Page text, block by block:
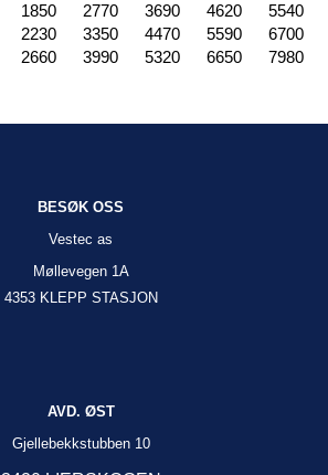
1850 2770 3690 4620
5540
2230 3350 4470 5590
6700
2660 3990 5320 6650 7980
BESØK OSS
Vestec as
Møllevegen 1A
4353 KLEPP STASJON
AVD. ØST
Gjellebekkstubben 10